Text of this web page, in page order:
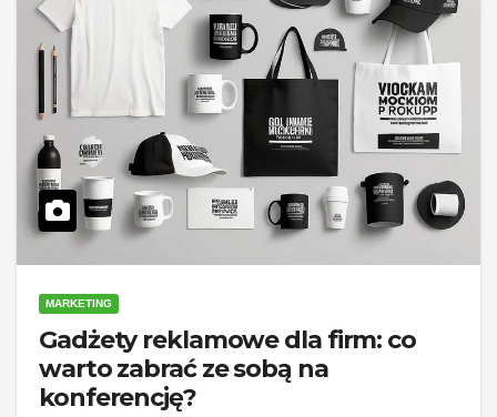
MARKETING
Gadżety reklamowe dla firm: co
warto zabrać ze sobą na
konferencję?